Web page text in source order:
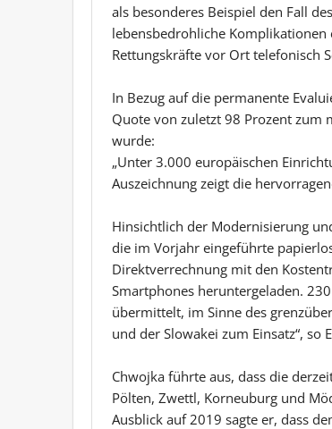
als besonderes Beispiel den Fall
lebensbedrohliche
Rettungskräfte vor Ort telefonisch
In Bezug auf die permanente
Quote von zuletzt 98 Prozent zum
wurde:
„Unter 3.000 europäischen
Auszeichnung zeigt die
Hinsichtlich der Modernisierung
die im Vorjahr eingeführte
Direktverrechnung mit den
Smartphones heruntergeladen.
übermittelt, im Sinne des
und der Slowakei zum Einsatz“, so
Chwojka führte aus, dass die
Pölten, Zwettl, Korneuburg und
Ausblick auf 2019 sagte er, dass